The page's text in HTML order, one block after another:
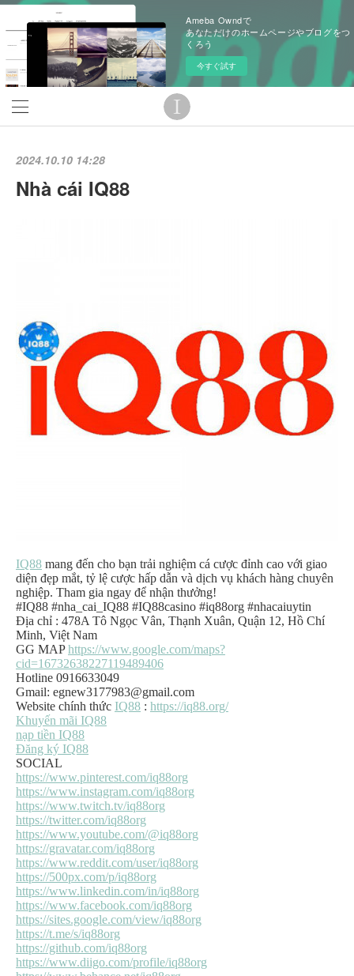
Ameba Owndで
あなただけのホームページやブログをつ
くろう
今すぐ試す
2024.10.10 14:28
Nhà cái IQ88